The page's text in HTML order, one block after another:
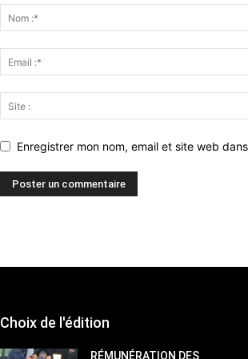
Enregistrer mon nom, email et site web
Choix de l'édition
RÉMUNÉRATION DES